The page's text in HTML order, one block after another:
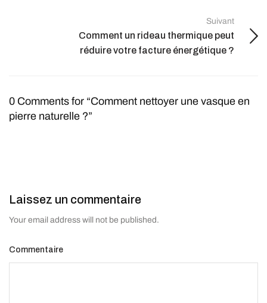
Suivant
Comment un rideau thermique peut
réduire votre facture énergétique ?
0 Comments for “Comment nettoyer une vasque en
pierre naturelle ?”
Laissez un commentaire
Your email address will not be published.
Commentaire